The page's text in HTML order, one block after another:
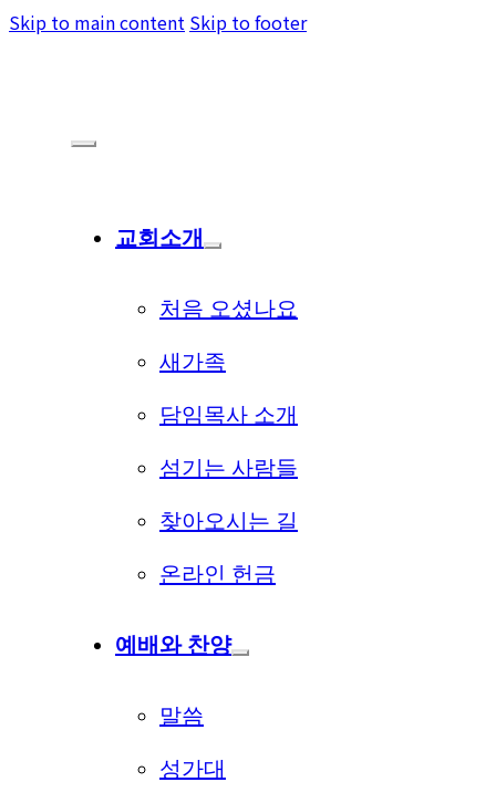
Skip to main content Skip to footer
교회소개
처음 오셨나요
새가족
담임목사 소개
섬기는 사람들
찾아오시는 길
온라인 헌금
예배와 찬양
말씀
성가대